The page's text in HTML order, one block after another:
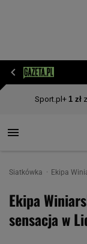
Siatkówka Ekipa
Ekipa
sensacja w